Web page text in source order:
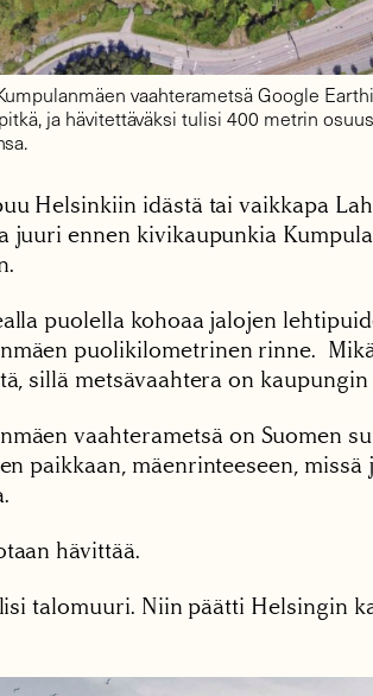
vaahterametsä Google
ja hävitettäväksi tulisi 400 metrin
Helsinkiin idästä tai vaikkapa
juuri ennen kivikaupunkia
puolella kohoaa jalojen
puolikilometrinen rinne.
sillä metsävaahtera on
vaahterametsä on Suomen
paikkaan, mäenrinteeseen,
hävittää.
talomuuri. Niin päätti Helsingin